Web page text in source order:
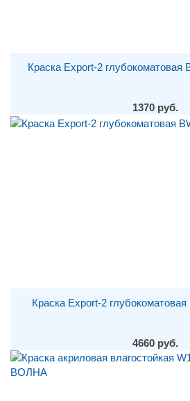
Краска Export-2 глубокоматовая
1370 руб.
Краска Export-2
4660 руб.